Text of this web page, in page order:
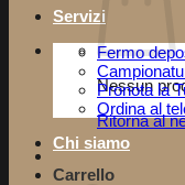
Nessun
Ritorna al
Carrello
Servizi
Fermo
Pronota la
Ordina al
Chi siamo